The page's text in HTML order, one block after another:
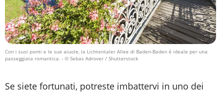
Con i suoi ponti e le sue aiuole, la Lichtentaler Allee di Baden-Baden è ideale per una
passeggiata romantica. - © Sebas Adrover / Shutterstock
Se siete fortunati, potreste imbattervi in uno dei